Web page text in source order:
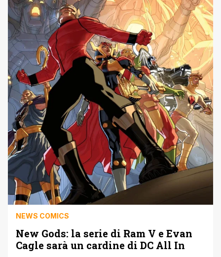
NEWS COMICS
New Gods: la serie di Ram V e Evan
Cagle sarà un cardine di DC All In